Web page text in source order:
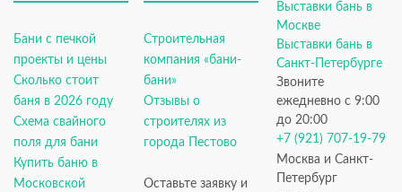
Бани с печкой
проекты и цены
Сколько стоит
баня в 2026 году
Схема свайного
поля для бани
Купить баню в
Московской
Строительная
компания «бани-
бани»
Отзывы о
строителях из
города Пестово
Оставьте заявку и
Выставки бань в
Москве
Выставки бань в
Санкт-Петербурге
Звоните
ежедневно с 9:00
до 20:00
+7 (921) 707-19-79
Москва и Санкт-
Петербург